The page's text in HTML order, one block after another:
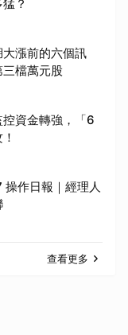
？
漲前的六個訊
檔萬元股
控資金轉強，「6
作日報｜經理人
查看更多